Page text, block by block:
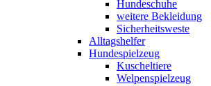
Hundeschuhe
weitere Bekleidung
Sicherheitsweste
Alltagshelfer
Hundespielzeug
Kuscheltiere
Welpenspielzeug